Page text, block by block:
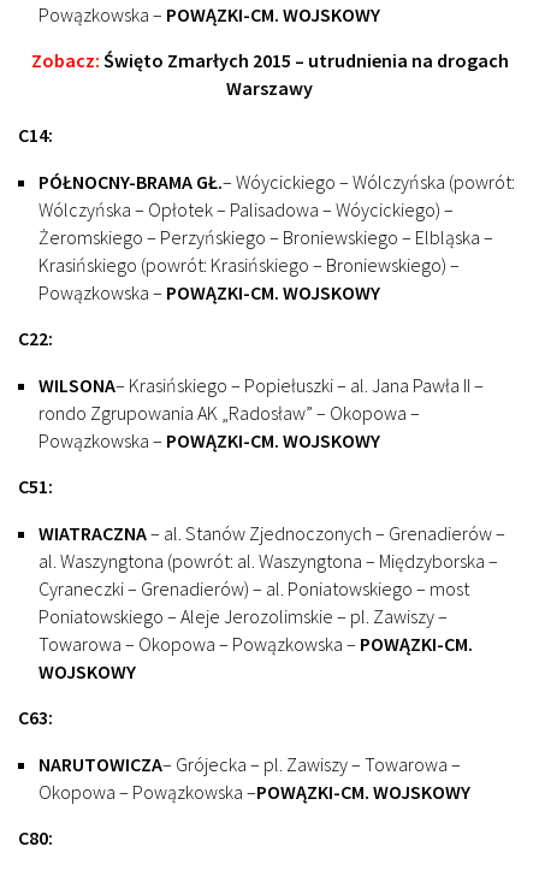
Powązkowska – POWĄZKI-CM. WOJSKOWY
Zobacz: Święto Zmarłych 2015 – utrudnienia na drogach
Warszawy
C14:
PÓŁNOCNY-BRAMA GŁ.– Wóycickiego – Wólczyńska (powrót:
Wólczyńska – Opłotek – Palisadowa – Wóycickiego) –
Żeromskiego – Perzyńskiego – Broniewskiego – Elbląska –
Krasińskiego (powrót: Krasińskiego – Broniewskiego) –
Powązkowska – POWĄZKI-CM. WOJSKOWY
C22:
WILSONA– Krasińskiego – Popiełuszki – al. Jana Pawła II –
rondo Zgrupowania AK „Radosław” – Okopowa –
Powązkowska – POWĄZKI-CM. WOJSKOWY
C51:
WIATRACZNA– al. Stanów Zjednoczonych – Grenadierów –
al. Waszyngtona (powrót: al. Waszyngtona – Międzyborska –
Cyraneczki – Grenadierów) – al. Poniatowskiego – most
Poniatowskiego – Aleje Jerozolimskie – pl. Zawiszy –
Towarowa – Okopowa – Powązkowska – POWĄZKI-CM.
WOJSKOWY
C63:
NARUTOWICZA– Grójecka – pl. Zawiszy – Towarowa –
Okopowa – Powązkowska –POWĄZKI-CM. WOJSKOWY
C80: